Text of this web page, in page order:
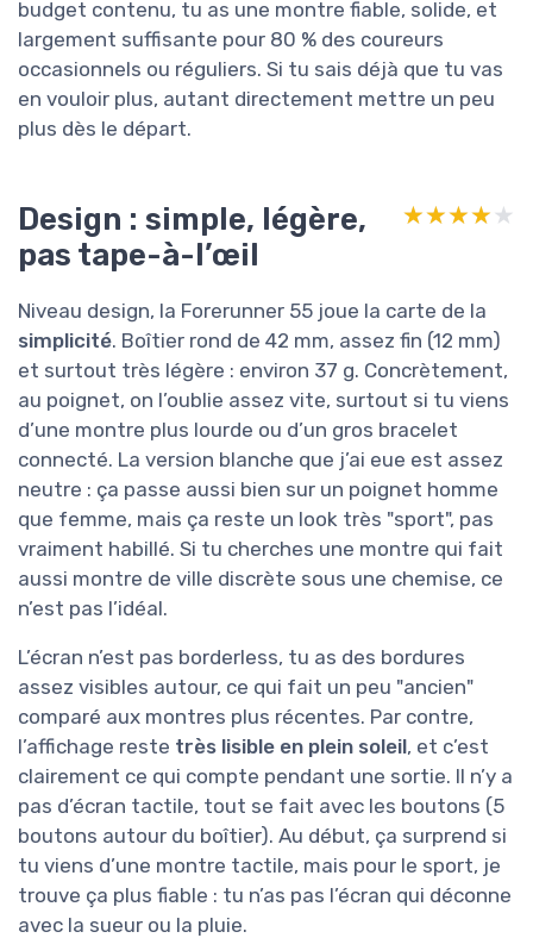
budget contenu, tu as une montre fiable, solide, et
largement suffisante pour 80 % des coureurs
occasionnels ou réguliers. Si tu sais déjà que tu vas
en vouloir plus, autant directement mettre un peu
plus dès le départ.
Design : simple, légère,
pas tape-à-l’œil
★★★★★
★★★★★
Niveau design, la Forerunner 55 joue la carte de la
simplicité. Boîtier rond de 42 mm, assez fin (12 mm)
et surtout très légère : environ 37 g. Concrètement,
au poignet, on l’oublie assez vite, surtout si tu viens
d’une montre plus lourde ou d’un gros bracelet
connecté. La version blanche que j’ai eue est assez
neutre : ça passe aussi bien sur un poignet homme
que femme, mais ça reste un look très "sport", pas
vraiment habillé. Si tu cherches une montre qui fait
aussi montre de ville discrète sous une chemise, ce
n’est pas l’idéal.
L’écran n’est pas borderless, tu as des bordures
assez visibles autour, ce qui fait un peu "ancien"
comparé aux montres plus récentes. Par contre,
l’affichage reste très lisible en plein soleil, et c’est
clairement ce qui compte pendant une sortie. Il n’y a
pas d’écran tactile, tout se fait avec les boutons (5
boutons autour du boîtier). Au début, ça surprend si
tu viens d’une montre tactile, mais pour le sport, je
trouve ça plus fiable : tu n’as pas l’écran qui déconne
avec la sueur ou la pluie.